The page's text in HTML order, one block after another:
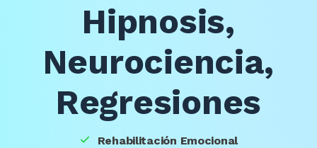
Hipnosis,
Neurociencia,
Regresiones
Rehabilitación Emocional